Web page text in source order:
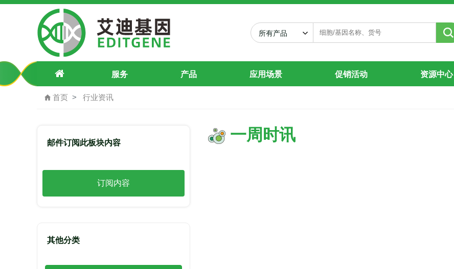
基因敲除/点突变/插入/稳转株/文库筛选
所有产品
服务 产品 应用场景 促销活动 资源中心
首页 行业资讯
邮件订阅此板块内容
订阅内容
其他分类
一周时讯